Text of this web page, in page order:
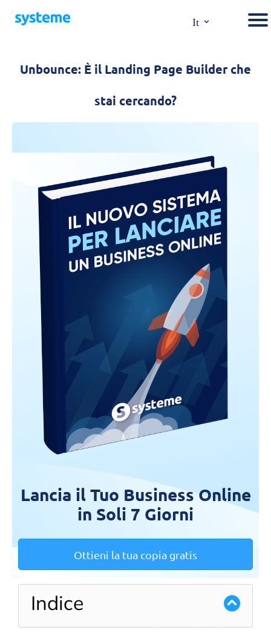
It ⌄
Unbounce: È il Landing Page Builder che
stai cercando?
Lancia il Tuo Business Online
in Soli 7 Giorni
Ottieni la tua copia gratis
Indice